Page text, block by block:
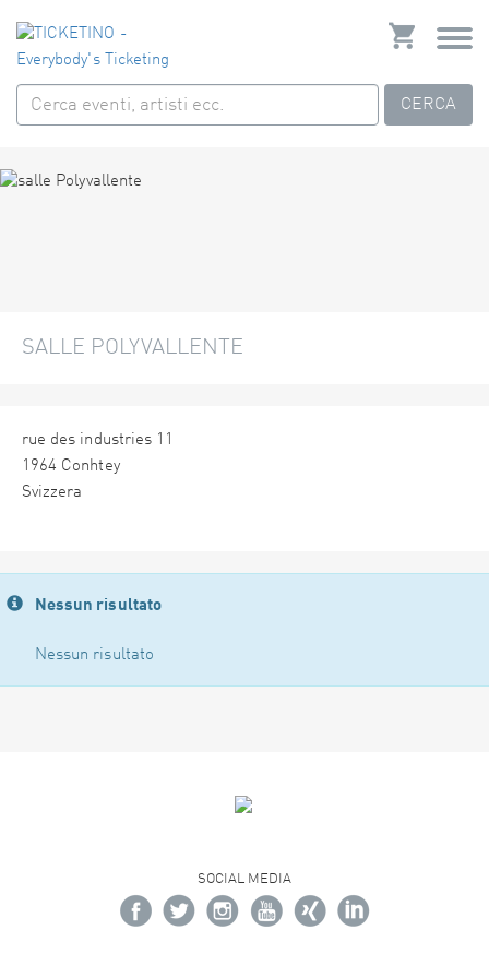
CERCA
SALLE POLYVALLENTE
rue des industries 11
1964 Conhtey
Svizzera
Nessun risultato
Nessun risultato
SOCIAL MEDIA